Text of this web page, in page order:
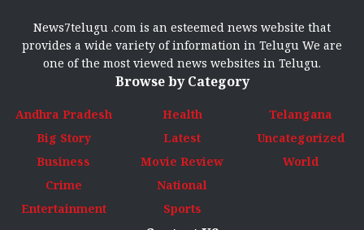
News7telugu .com is an esteemed news website that
provides a wide variety of information in Telugu We are
one of the most viewed news websites in Telugu.
Browse by Category
Andhra Pradesh
Big Story
Business
Crime
Entertainment
Health
Latest
Movie Review
National
Sports
Telangana
Uncategorized
World